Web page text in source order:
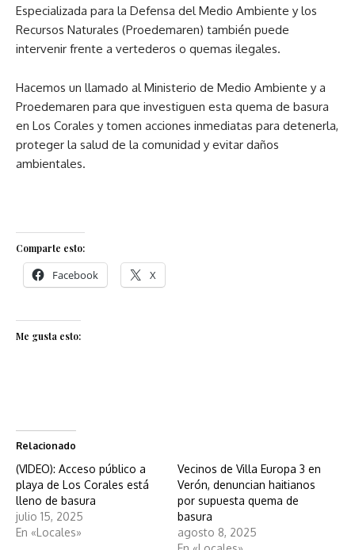
Especializada para la Defensa del Medio Ambiente y los
Recursos Naturales (Proedemaren) también puede
intervenir frente a vertederos o quemas ilegales.
Hacemos un llamado al Ministerio de Medio Ambiente y a
Proedemaren para que investiguen esta quema de basura
en Los Corales y tomen acciones inmediatas para detenerla,
proteger la salud de la comunidad y evitar daños
ambientales.
Comparte esto:
Facebook X
Me gusta esto:
Relacionado
(VIDEO): Acceso público a
playa de Los Corales está
lleno de basura
julio 15, 2025
En «Locales»
Vecinos de Villa Europa 3 en
Verón, denuncian haitianos
por supuesta quema de
basura
agosto 8, 2025